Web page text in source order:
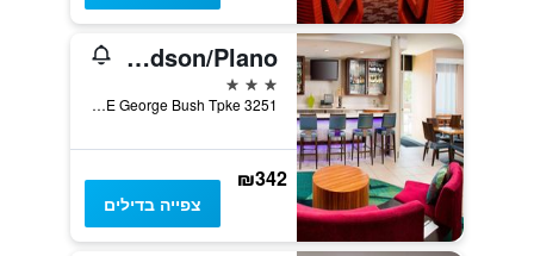
SpringHill Suites by Marriott Dallas Richardson/Plano
3 כוכבים
3251 E George Bush Tpke, ריצ'רדסון, TX, ארצות הברית
₪342
צפייה בדילים